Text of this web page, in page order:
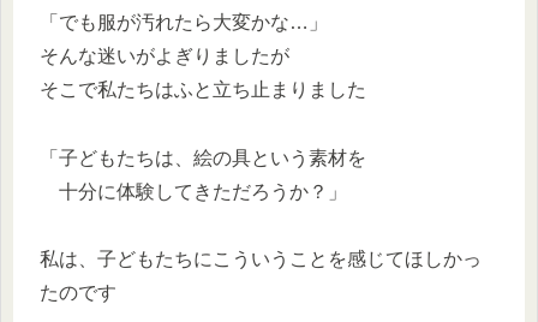
「でも服が汚れたら大変かな…」
そんな迷いがよぎりましたが
そこで私たちはふと立ち止まりました
「子どもたちは、絵の具という素材を
十分に体験してきただろうか？」
私は、子どもたちにこういうことを感じてほしかっ
たのです